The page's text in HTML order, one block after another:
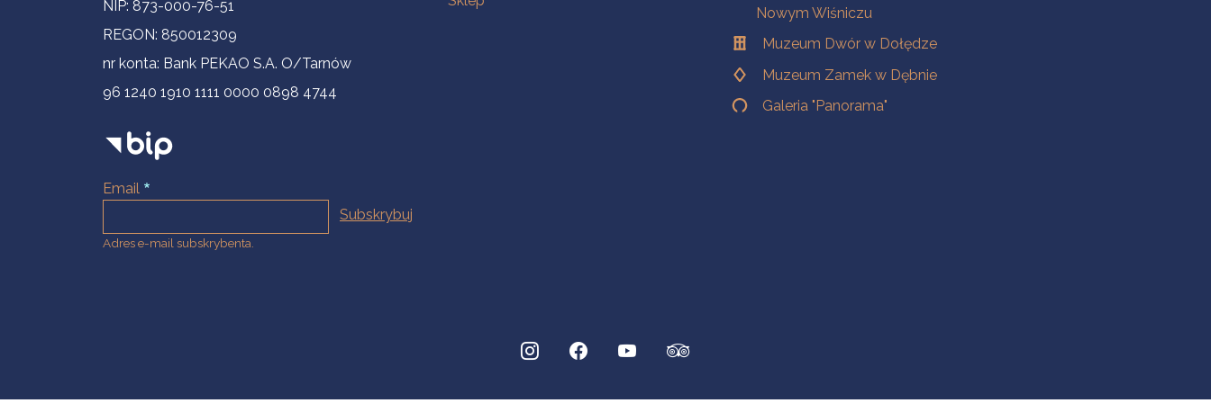
NIP: 873-000-76-51
REGON: 850012309
nr konta: Bank PEKAO S.A. O/Tarnów
96 1240 1910 1111 0000 0898 4744
Email
Adres e-mail subskrybenta.
Nowym Wiśniczu
Muzeum Dwór w Dołędze
Muzeum Zamek w Dębnie
Galeria "Panorama"